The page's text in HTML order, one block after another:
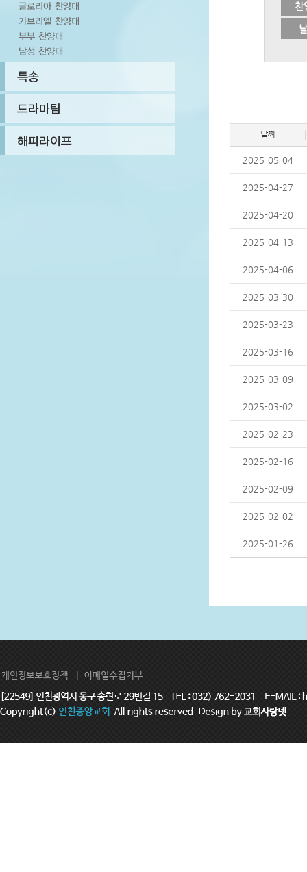
찬
날짜
2025-05-04
2025-04-27
2025-04-20
2025-04-13
2025-04-06
2025-03-30
2025-03-23
2025-03-16
2025-03-09
2025-03-02
2025-02-23
2025-02-16
2025-02-09
2025-02-02
2025-01-26